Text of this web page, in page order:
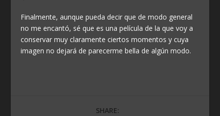
Finalmente, aunque pueda decir que de modo general
no me encantó, sé que es una película de la que voy a
conservar muy claramente ciertos momentos y cuya
imagen no dejará de parecerme bella de algún modo.
SHARE: